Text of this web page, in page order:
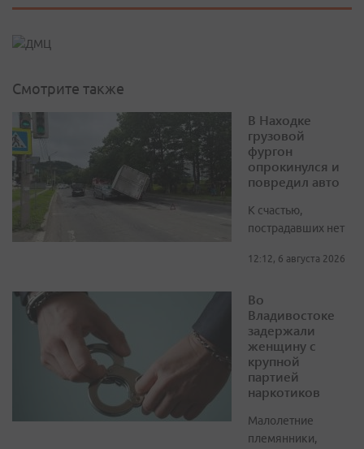
Смотрите также
В Находке
грузовой
фургон
опрокинулся и
повредил авто
К счастью,
пострадавших нет
12:12, 6 августа 2026
Во
Владивостоке
задержали
женщину с
крупной
партией
наркотиков
Малолетние
племянники,